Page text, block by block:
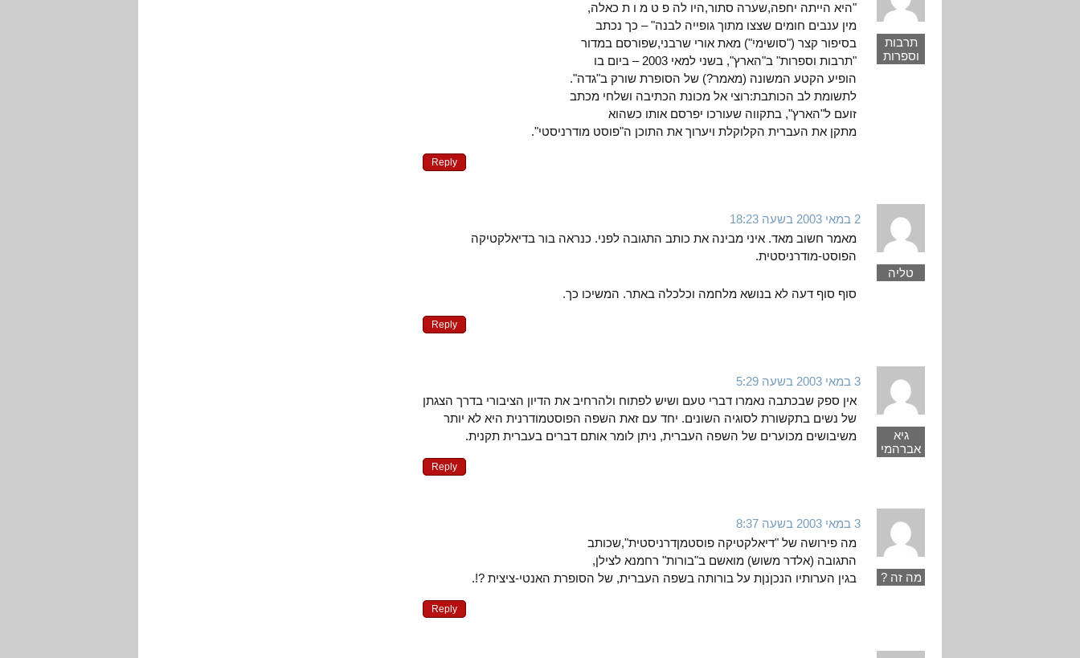
תרבות
וספרות
"היא הייתה יחפה,שערה סתור,היו לה פ ט מ ו ת כאלה,
מין ענבים חומים שצצו מתוך גופייה לבנה" – כך נכתב
בסיפור קצר ("סושימי") מאת אורי שרבני,שפורסם במדור
"תרבות וספרות" ב"הארץ", בשני למאי 2003 – ביום בו
הופיע הקטע המשונה (מאמר?) של הסופרת שורק ב"גדה".
לתשומת לב הכותבת:רוצי אל מכונת הכתיבה ושלחי מכתב
זועם ל"הארץ", בתקווה שעורכו יפרסם אותו כשהוא
מתקן את העברית הקלוקלת ויערוך את התוכן ה"פוסט מודרניסטי".
Reply
טליה
2 במאי 2003 בשעה 18:23
מאמר חשוב מאד. איני מבינה את כותב התגובה לפני. כנראה בור בדיאלקטיקה
הפוסט-מודרניסטית.
סוף סוף דעה לא בנושא מלחמה וכלכלה באתר. המשיכו כך.
Reply
גיא
אברהמי
3 במאי 2003 בשעה 5:29
אין ספק שבכתבה נאמרו דברי טעם ושיש לפתוח ולהרחיב את הדיון הציבורי בדרך הצגתן
של נשים בתקשורת לסוגיה השונים. יחד עם זאת השפה הפוסטמודרנית היא לא יותר
משיבושים מכוערים של השפה העברית, ניתן לומר אותם דברים בעברית תקנית.
Reply
מה זה ?
3 במאי 2003 בשעה 8:37
מה פירושה של "דיאלקטיקה פוסטמןדרניסטית",שכותב
התגובה (אלדר משוש) מואשם ב"בורות" רחמנא לצילן,
בגין הערותיו הנכןנןת על בורותה בשפה העברית, של הסופרת האנטי-ציצית ?!.
Reply